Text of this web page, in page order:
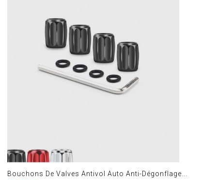
Bouchons De Valves Antivol Auto Anti-Dégonflage...